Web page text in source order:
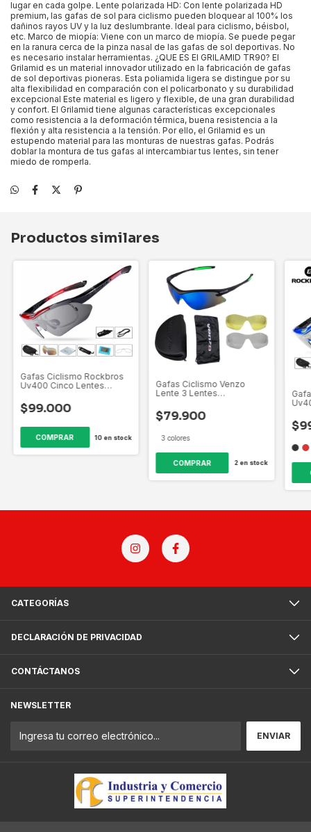
lugar en cada golpe. Lente polarizada HD: Con lente polarizada HD
premium, las gafas de sol para ciclismo pueden bloquear al 100% los
dañinos rayos UV y la luz deslumbrante. Ideal para ciclismo, béisbol,
etc. Marco de miopía: Viene con un marco de miopía. Se puede pegar
en la ranura cerca de la pinza nasal de las gafas de sol deportivas. No
es necesario instalar herramientas. ¿QUE ES El GRILAMID TR90? El
Grilamid es un material innovador utilizado en la fabricación de gafas
de sol deportivas pioneras. Esta poliamida ligera se distingue por su
alta flexibilidad en comparación con el policarbonato y su durabilidad
excepcional Este material es ligero y flexible, de una gran durabilidad
y confort. El Grilamid tiene algunas características excepcionales
como resistencia a la deformación térmica, buena resistencia a la
flexión y alta resistencia a la tensión. Por ello, el Grilamid es un
estupendo material para las monturas de nuestras gafas. Podrás
doblar la montura de tus gafas al intercambiar tus lentes, sin tener
miedo de romperla.
Productos similares
Gafas Ciclismo Rockbros
Uv400 Cinco Lentes
$99.000
COMPRAR 10en stock
Gafas Ciclismo Venzo
Lente 3 Lentes
$79.900
3 colores
COMPRAR 2en stock
CATEGORÍAS
DECLARACIÓN DE PRIVACIDAD
CONTÁCTANOS
NEWSLETTER